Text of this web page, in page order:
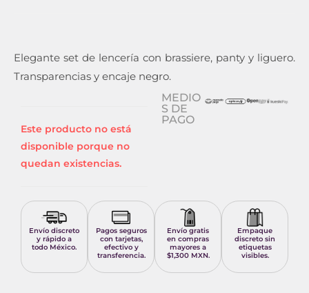
Elegante set de lencería con brassiere, panty y liguero.
Transparencias y encaje negro.
Este producto no está
disponible porque no
quedan existencias.
MEDIO
S DE
PAGO
Envío discreto
y rápido a
todo México.
Pagos seguros
con tarjetas,
efectivo y
transferencia.
Envío gratis
en compras
mayores a
$1,300 MXN.
Empaque
discreto sin
etiquetas
visibles.